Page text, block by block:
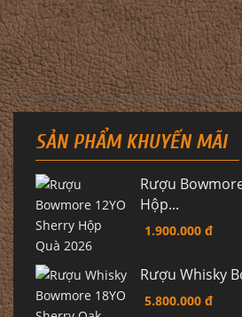
SẢN PHẨM KHUYẾN MÃI
Rượu
Hộp...
1.900.000 đ
Rượu Whisky
5.800.000 đ